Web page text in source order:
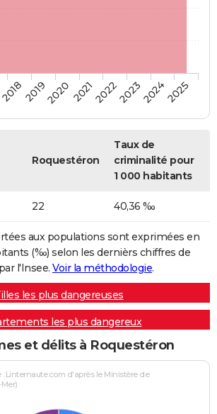
20182019202020212022202320242025
Roquestéron
Taux de
criminalité pour
1 000 habitants
22 40,36 ‰
aux populations sont exprimées en
(‰) selon les dernièrs chiffres de
l'Insee. Voir la méthodologie.
les plus dangereuses
les plus dangereux
et délits à Roquestéron
: Linternaute.com d'après le Ministère de